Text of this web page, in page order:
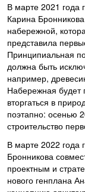
В марте 2021 года
Карина
набережной,
представила
Принципиальная
должна быть
например,
Набережная будет
вторгаться в
поэтапно: осенью
строительство
В марте 2022 года
Бронникова
проектным и
нового генплана